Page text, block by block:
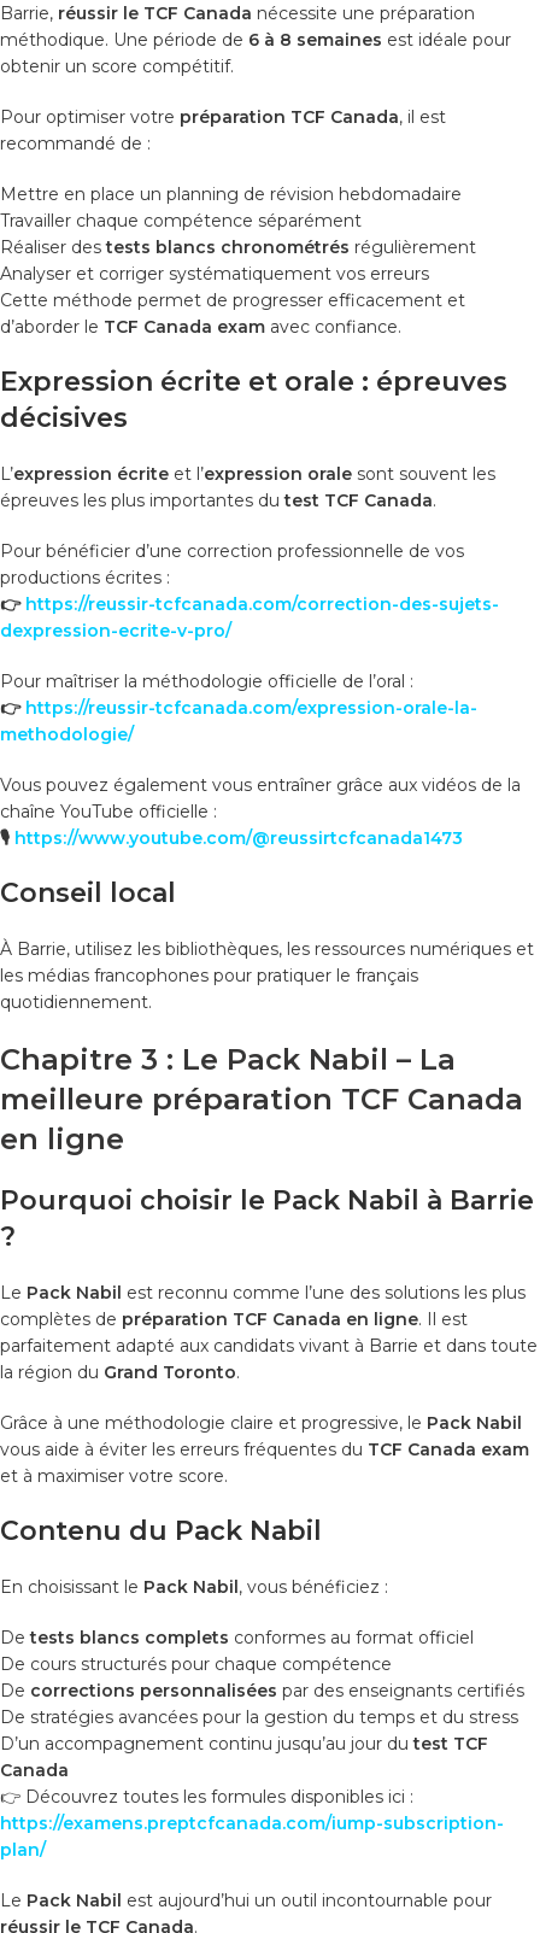
Barrie, réussir le TCF Canada nécessite une préparation
méthodique. Une période de 6 à 8 semaines est idéale pour
obtenir un score compétitif.
Pour optimiser votre préparation TCF Canada, il est
recommandé de :
Mettre en place un planning de révision hebdomadaire
Travailler chaque compétence séparément
Réaliser destests blancs chronométrés régulièrement
Analyser et corriger systématiquement vos erreurs
Cette méthode permet de progresser efficacement et
d’aborder le TCF Canada exam avec confiance.
Expression écrite et orale : épreuves
décisives
L’expression écrite et l’expression orale sont souvent les
épreuves les plus importantes dutest TCF Canada.
Pour bénéficier d’une correction professionnelle de vos
productions écrites :
👉 https://reussir-tcfcanada.com/correction-des-sujets-
dexpression-ecrite-v-pro/
Pour maîtriser la méthodologie officielle de l’oral :
👉 https://reussir-tcfcanada.com/expression-orale-la-
methodologie/
Vous pouvez également vous entraîner grâce aux vidéos de la
chaîne YouTube officielle :
🎙️ https://www.youtube.com/@reussirtcfcanada1473
Conseil local
À Barrie, utilisez les bibliothèques, les ressources numériques et
les médias francophones pour pratiquer le français
quotidiennement.
Chapitre 3 : Le Pack Nabil – La
meilleure préparation TCF Canada
en ligne
Pourquoi choisir le Pack Nabil à Barrie
?
Le Pack Nabil est reconnu comme l’une des solutions les plus
complètes de préparation TCF Canada en ligne. Il est
parfaitement adapté aux candidats vivant à Barrie et dans toute
la région du Grand Toronto.
Grâce à une méthodologie claire et progressive, le Pack Nabil
vous aide à éviter les erreurs fréquentes du TCF Canada exam
et à maximiser votre score.
Contenu du Pack Nabil
En choisissant le Pack Nabil, vous bénéficiez :
Detests blancs complets conformes au format officiel
De cours structurés pour chaque compétence
De corrections personnalisées par des enseignants certifiés
De stratégies avancées pour la gestion du temps et du stress
D’un accompagnement continu jusqu’au jour dutest TCF
Canada
👉 Découvrez toutes les formules disponibles ici :
https://examens.preptcfcanada.com/iump-subscription-
plan/
Le Pack Nabil est aujourd’hui un outil incontournable pour
réussir le TCF Canada.